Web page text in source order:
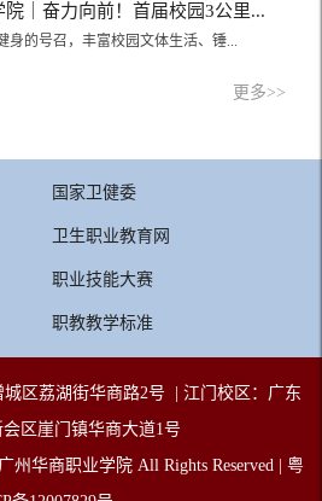
院｜奋力向前！首届校园3公里...
身的号召，丰富校园文体生活、锤...
更多>>
国家卫健委
卫生职业教育网
职业技能大赛
职教教学标准
城 区荔湖街华商路2号 | 江门校区：广东
区崖门镇华商大道1号
州华商职业学院 All Rights Reserved | 粤